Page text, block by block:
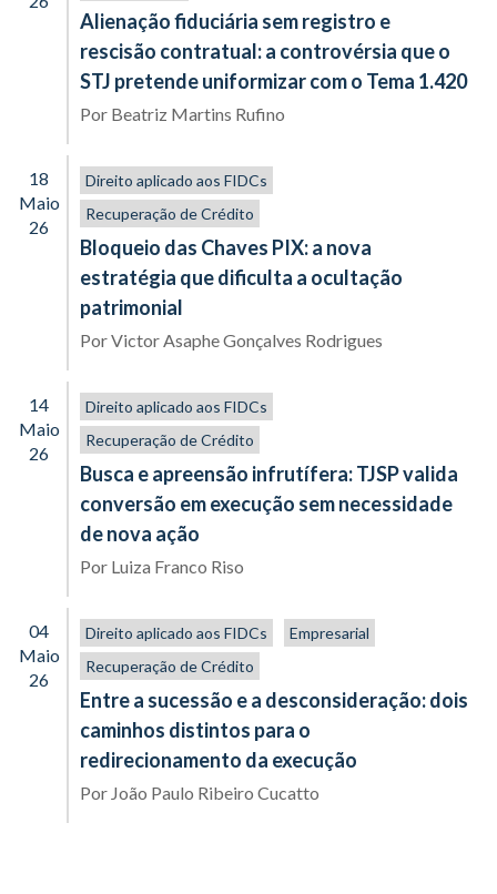
Alienação fiduciária sem registro e
rescisão contratual: a controvérsia que o
STJ pretende uniformizar com o Tema 1.420
Por Beatriz Martins Rufino
18
Maio
26
Direito aplicado aos FIDCs
Recuperação de Crédito
Bloqueio das Chaves PIX: a nova
estratégia que dificulta a ocultação
patrimonial
PorVictor Asaphe Gonçalves Rodrigues
14
Maio
26
Direito aplicado aos FIDCs
Recuperação de Crédito
Busca e apreensão infrutífera: TJSP valida
conversão em execução sem necessidade
de nova ação
Por Luiza Franco Riso
04
Maio
26
Direito aplicado aos FIDCs
Empresarial
Recuperação de Crédito
Entre a sucessão e a desconsideração: dois
caminhos distintos para o
redirecionamento da execução
Por João Paulo Ribeiro Cucatto